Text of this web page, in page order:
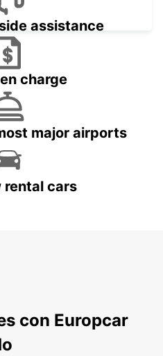
assistance
charge
major airports
rental cars
con Europcar